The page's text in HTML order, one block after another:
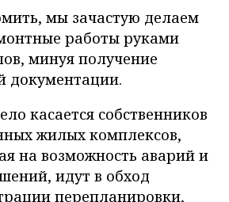
мы зачастую делаем
работы руками
минуя получение
документации.
касается собственников
жилых комплексов,
на возможность аварий и
идут в обход
перепланировки,